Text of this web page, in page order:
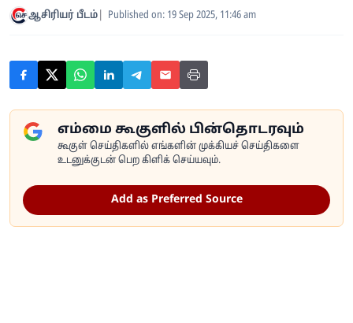
ஆசிரியர் பீடம் Published on: 19 Sep 2025, 11:46 am
எம்மை கூகுளில் பின்தொடரவும்
கூகுள் செய்திகளில் எங்களின் முக்கியச் செய்திகளை
உடனுக்குடன் பெற கிளிக் செய்யவும்.
Add as Preferred Source